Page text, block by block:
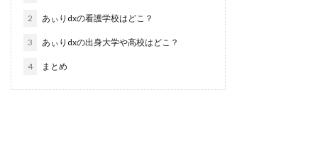
2 あぃりdxの看護学校はどこ？
3 あぃりdxの出身大学や高校はどこ？
4 まとめ